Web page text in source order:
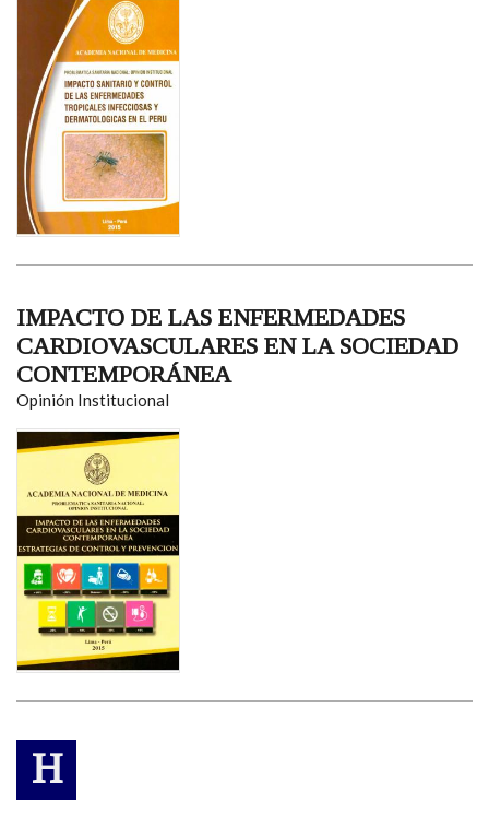
IMPACTO DE LAS ENFERMEDADES
CARDIOVASCULARES EN LA SOCIEDAD
CONTEMPORÁNEA
Opinión Institucional
H